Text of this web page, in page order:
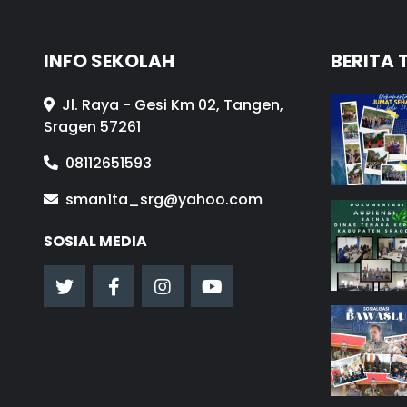
INFO SEKOLAH
Jl. Raya - Gesi Km 02, Tangen,
Sragen 57261
08112651593
sman1ta_srg@yahoo.com
SOSIAL MEDIA
BERITA